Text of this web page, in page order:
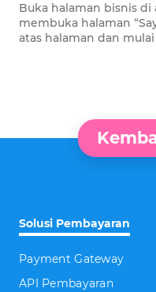
Buka halaman bisnis di
membuka halaman
atas halaman dan
Solusi Pembayaran
Payment Gateway
API Pembayaran